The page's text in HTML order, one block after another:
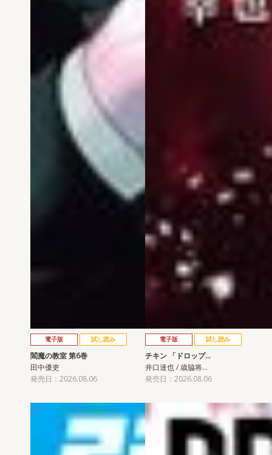
電子版 試し読み
閻魔の教室 第6巻
田中優吏
発売日：2026.08.06
電子版 試し読み
チキン 「ドロップ…
井口達也 / 歳脇将…
発売日：2026.08.06